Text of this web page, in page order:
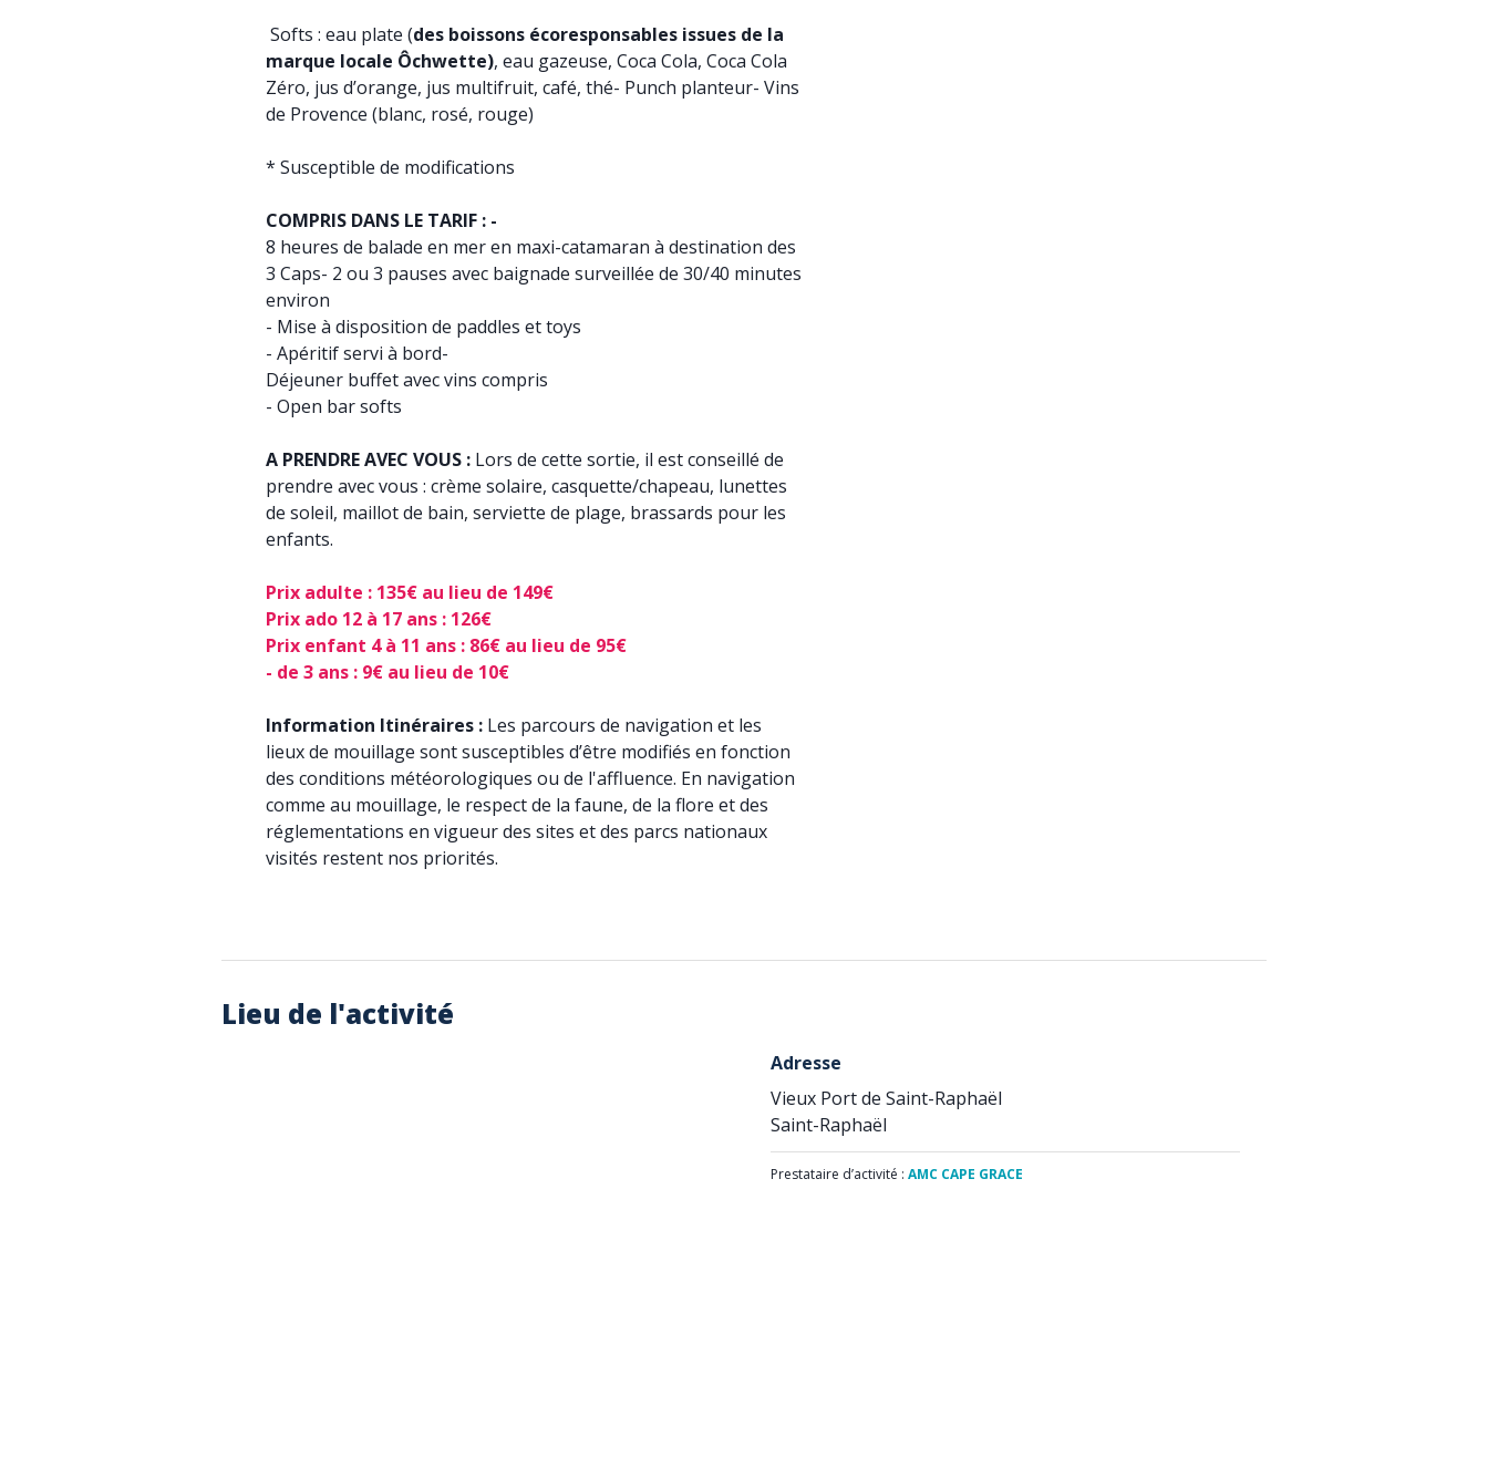
Softs : eau plate (des boissons écoresponsables issues de la
marque locale Ôchwette), eau gazeuse, Coca Cola, Coca Cola
Zéro, jus d’orange, jus multifruit, café, thé- Punch planteur- Vins
de Provence (blanc, rosé, rouge)
* Susceptible de modifications
COMPRIS DANS LE TARIF : -
8 heures de balade en mer en maxi-catamaran à destination des
3 Caps- 2 ou 3 pauses avec baignade surveillée de 30/40 minutes
environ
- Mise à disposition de paddles et toys
- Apéritif servi à bord-
Déjeuner buffet avec vins compris
- Open bar softs
A PRENDRE AVEC VOUS : Lors de cette sortie, il est conseillé de
prendre avec vous : crème solaire, casquette/chapeau, lunettes
de soleil, maillot de bain, serviette de plage, brassards pour les
enfants.
Prix adulte : 135€ au lieu de 149€
Prix ado 12 à 17 ans : 126€
Prix enfant 4 à 11 ans : 86€ au lieu de 95€
- de 3 ans : 9€ au lieu de 10€
Information Itinéraires : Les parcours de navigation et les
lieux de mouillage sont susceptibles d’être modifiés en fonction
des conditions météorologiques ou de l'affluence. En navigation
comme au mouillage, le respect de la faune, de la flore et des
réglementations en vigueur des sites et des parcs nationaux
visités restent nos priorités.
Lieu de l'activité
Adresse
Vieux Port de Saint-Raphaël
Saint-Raphaël
Prestataire d’activité : AMC CAPE GRACE